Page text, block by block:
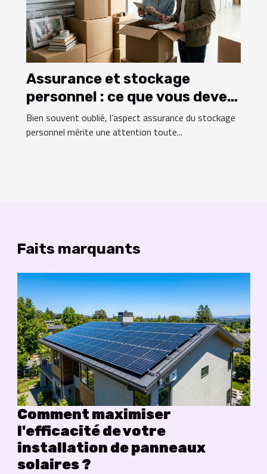
Assurance et stockage
personnel : ce que vous devez
savoir
Bien souvent oublié, l’aspect assurance du stockage
personnel mérite une attention toute...
Faits marquants
Comment maximiser
l'efficacité de votre
installation de panneaux
solaires ?